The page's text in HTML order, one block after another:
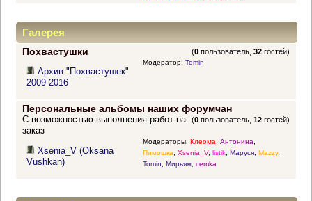
Галерея
Похвастушки (0 пользователь,32 гостей)
Архив "Похвастушек"
2009-2016
Модератор: Tomin
Персональные альбомы наших форумчан
(0 пользователь,12 гостей)
С возможностью выполнения работ на
заказ
Xsenia_V (Oksana
Vushkan)
Модераторы: Клеома, Антонина,
Пимошка, Xsenia_V, listik, Маруся, Mazzy,
Tomin, Мирьям, cemka